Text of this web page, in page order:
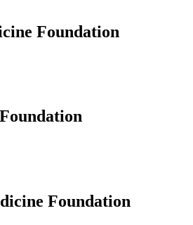
Foundation
Foundation